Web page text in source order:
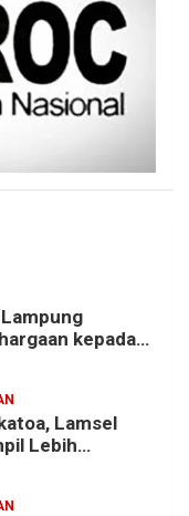
kepada
Tilukay
Lamsel
Lebih
Event